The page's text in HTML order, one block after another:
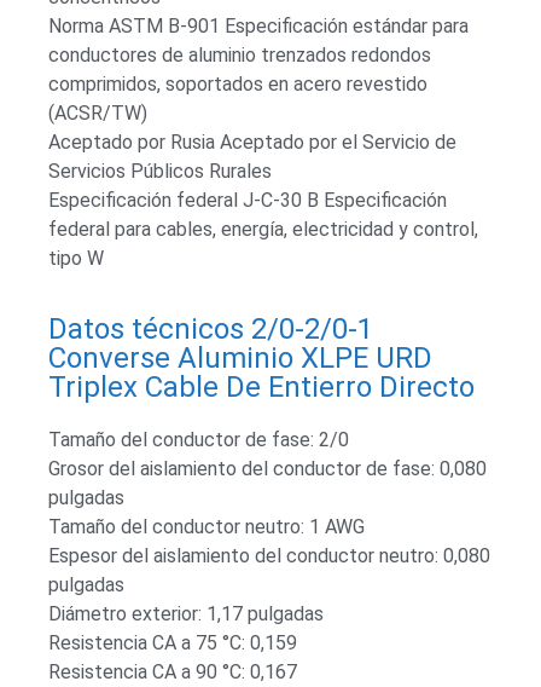
Norma ASTM B-901 Especificación estándar para
conductores de aluminio trenzados redondos
comprimidos, soportados en acero revestido
(ACSR/TW)
Aceptado por Rusia Aceptado por el Servicio de
Servicios Públicos Rurales
Especificación federal J-C-30 B Especificación
federal para cables, energía, electricidad y control,
tipo W
Datos técnicos 2/0-2/0-1
Converse Aluminio XLPE URD
Triplex Cable De Entierro Directo
Tamaño del conductor de fase: 2/0
Grosor del aislamiento del conductor de fase: 0,080
pulgadas
Tamaño del conductor neutro: 1 AWG
Espesor del aislamiento del conductor neutro: 0,080
pulgadas
Diámetro exterior: 1,17 pulgadas
Resistencia CA a 75 °C: 0,159
Resistencia CA a 90 °C: 0,167